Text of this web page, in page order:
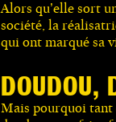
Alors qu’elle sort
société, la
qui ont marqué sa
DOUDOU,
Mais pourquoi tant